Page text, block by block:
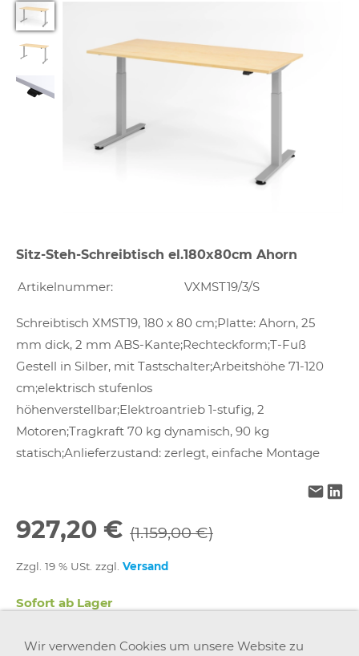
Sitz-Steh-Schreibtisch el.180x80cm Ahorn
Artikelnummer: VXMST19/3/S
Schreibtisch XMST19, 180 x 80 cm;Platte: Ahorn, 25
mm dick, 2 mm ABS-Kante;Rechteckform;T-Fuß
Gestell in Silber, mit Tastschalter;Arbeitshöhe 71-120
cm;elektrisch stufenlos
höhenverstellbar;Elektroantrieb 1-stufig, 2
Motoren;Tragkraft 70 kg dynamisch, 90 kg
statisch;Anlieferzustand: zerlegt, einfache Montage
927,20 € (1.159,00 €)
Zzgl. 19 % USt. zzgl. Versand
Sofort ab Lager
Wir verwenden Cookies um unsere Website zu